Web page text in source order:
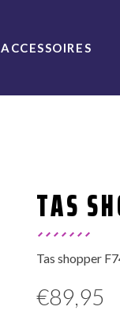
ACCESSOIRES
TAS
Tas shopper
€89,95